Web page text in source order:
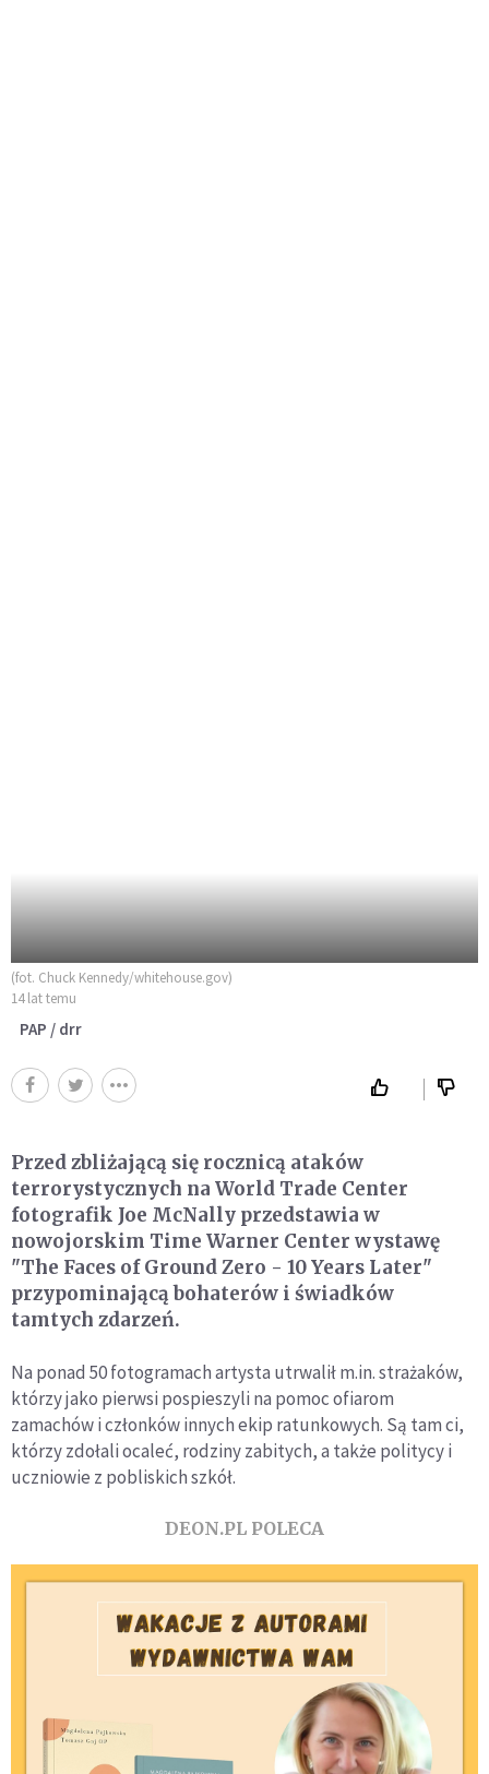
(fot. Chuck Kennedy/whitehouse.gov)
14 lat temu
PAP / drr
Przed zbliżającą się rocznicą ataków
terrorystycznych na World Trade Center
fotografik Joe McNally przedstawia w
nowojorskim Time Warner Center wystawę
"The Faces of Ground Zero - 10 Years Later"
przypominającą bohaterów i świadków
tamtych zdarzeń.
Na ponad 50 fotogramach artysta utrwalił m.in. strażaków,
którzy jako pierwsi pospieszyli na pomoc ofiarom
zamachów i członków innych ekip ratunkowych. Są tam ci,
którzy zdołali ocaleć, rodziny zabitych, a także politycy i
uczniowie z pobliskich szkół.
DEON.PL POLECA